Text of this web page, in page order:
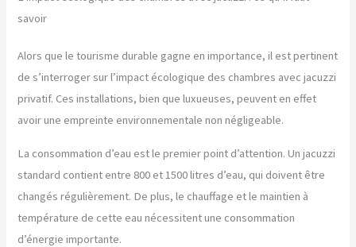
savoir
Alors que le tourisme durable gagne en importance, il est pertinent
de s’interroger sur l’impact écologique des chambres avec jacuzzi
privatif. Ces installations, bien que luxueuses, peuvent en effet
avoir une empreinte environnementale non négligeable.
La consommation d’eau est le premier point d’attention. Un jacuzzi
standard contient entre 800 et 1500 litres d’eau, qui doivent être
changés régulièrement. De plus, le chauffage et le maintien à
température de cette eau nécessitent une consommation
d’énergie importante.